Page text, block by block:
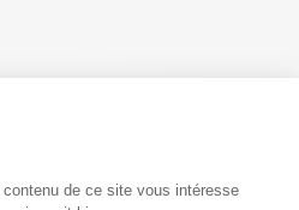
de ce site vous intéresse